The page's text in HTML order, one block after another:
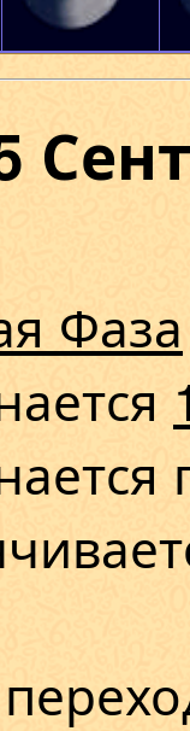
Фаза